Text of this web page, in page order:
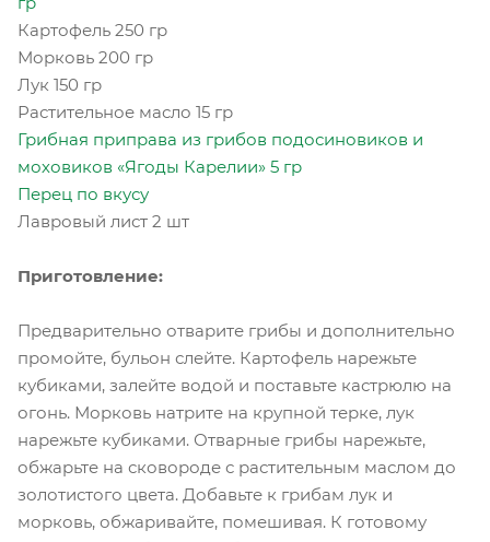
Картофель 250 гр
Морковь 200 гр
Лук 150 гр
Растительное масло 15 гр
Грибная приправа из грибов подосиновиков и
моховиков «Ягоды Карелии» 5 гр
Перец по вкусу
Лавровый лист 2 шт
Приготовление:
Предварительно отварите грибы и дополнительно
промойте, бульон слейте. Картофель нарежьте
кубиками, залейте водой и поставьте кастрюлю на
огонь. Морковь натрите на крупной терке, лук
нарежьте кубиками. Отварные грибы нарежьте,
обжарьте на сковороде с растительным маслом до
золотистого цвета. Добавьте к грибам лук и
морковь, обжаривайте, помешивая. К готовому